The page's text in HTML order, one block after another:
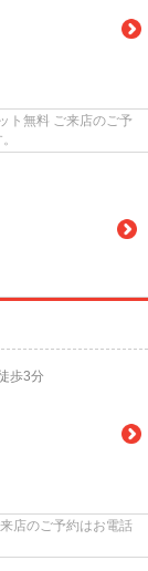
ト無料 ご来店のご予
歩3分
店のご予約はお電話